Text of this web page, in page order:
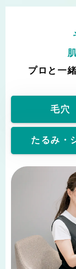
プロと一
毛穴
たるみ・